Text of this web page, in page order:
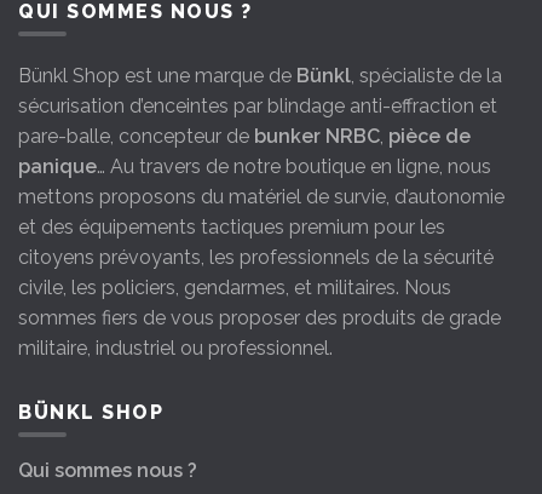
QUI SOMMES NOUS ?
Bünkl Shop est une marque de Bünkl, spécialiste de la
sécurisation d’enceintes par blindage anti-effraction et
pare-balle, concepteur de bunker NRBC, pièce de
panique… Au travers de notre boutique en ligne, nous
mettons proposons du matériel de survie, d’autonomie
et des équipements tactiques premium pour les
citoyens prévoyants, les professionnels de la sécurité
civile, les policiers, gendarmes, et militaires. Nous
sommes fiers de vous proposer des produits de grade
militaire, industriel ou professionnel.
BÜNKL SHOP
Qui sommes nous ?